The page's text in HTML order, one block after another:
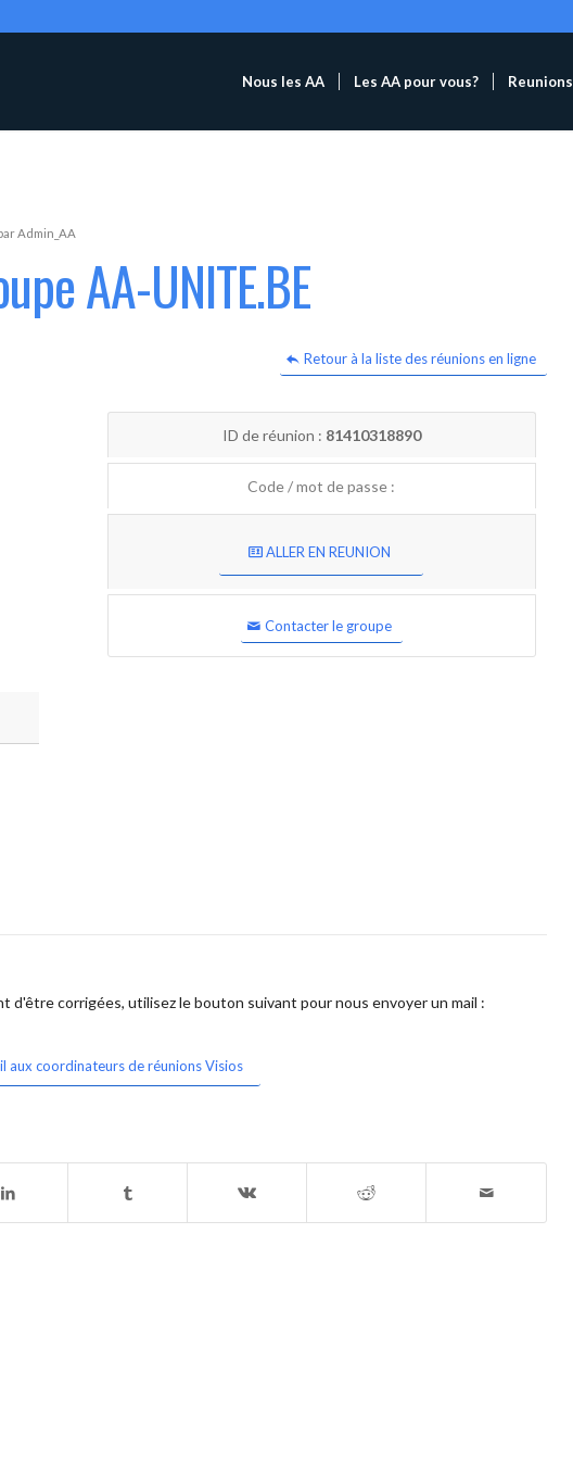
Nous les AA Les AA pour vous? Reunions
Admin_AA
AA-UNITE.BE
Retour à la liste des réunions en ligne
ID de réunion : 81410318890
Code / mot de passe :
ALLER EN REUNION
Contacter le groupe
corrigées, utilisez le bouton suivant pour nous envoyer un mail :
aux coordinateurs de réunions Visios